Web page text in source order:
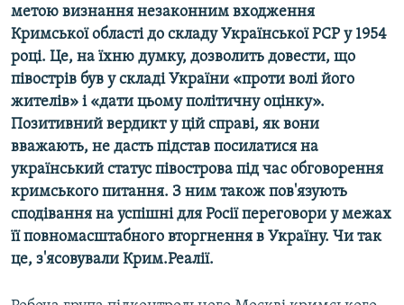
метою визнання незаконним входження
Кримської області до складу Української РСР у 1954
році. Це, на їхню думку, дозволить довести, що
півострів був у складі України «проти волі його
жителів» і «дати цьому політичну оцінку».
Позитивний вердикт у цій справі, як вони
вважають, не дасть підстав посилатися на
український статус півострова під час обговорення
кримського питання. З ним також пов'язують
сподівання на успішні для Росії переговори у межах
її повномасштабного вторгнення в Україну. Чи так
це, з'ясовували Крим.Реалії.